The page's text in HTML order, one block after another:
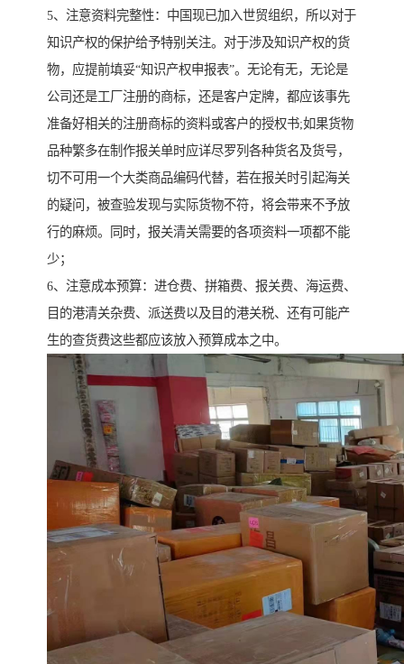
5、注意资料完整性：中国现已加入世贸组织，所以对于
知识产权的保护给予特别关注。对于涉及知识产权的货
物，应提前填妥“知识产权申报表”。无论有无，无论是
公司还是工厂注册的商标，还是客户定牌，都应该事先
准备好相关的注册商标的资料或客户的授权书;如果货物
品种繁多在制作报关单时应详尽罗列各种货名及货号，
切不可用一个大类商品编码代替，若在报关时引起海关
的疑问，被查验发现与实际货物不符，将会带来不予放
行的麻烦。同时，报关清关需要的各项资料一项都不能
少；
6、注意成本预算：进仓费、拼箱费、报关费、海运费、
目的港清关杂费、派送费以及目的港关税、还有可能产
生的查货费这些都应该放入预算成本之中。